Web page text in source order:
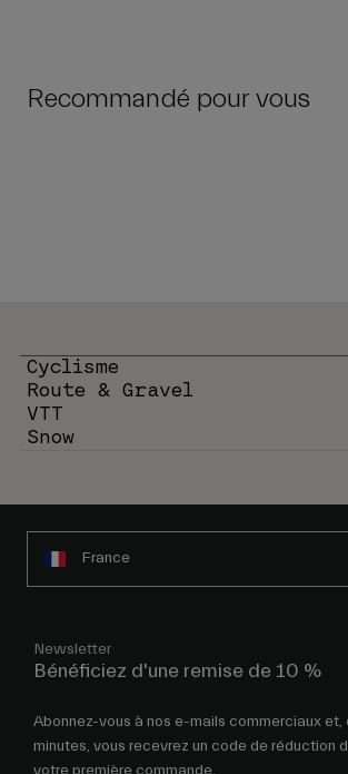
Recommandé pour vous
Cyclisme
Route & Gravel
VTT
Snow
France
Newsletter
Bénéficiez d'une remise de 10 %
Abonnez-vous à nos e-mails commerciaux et,
minutes, vous recevrez un code de réduction
votre première commande.